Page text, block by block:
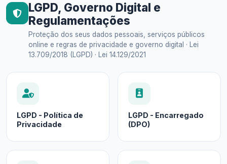
LGPD, Governo Digital e
Regulamentações
Proteção dos seus dados pessoais, serviços públicos
online e regras de privacidade e governo digital · Lei
13.709/2018 (LGPD) · Lei 14.129/2021
LGPD - Política de
Privacidade
LGPD - Encarregado
(DPO)